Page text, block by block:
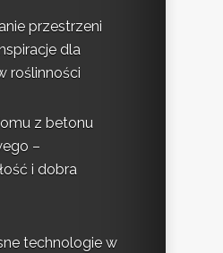
przestrzeni
dla
roślinności
z betonu
–
i dobra
technologie w